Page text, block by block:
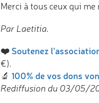
Merci à tous ceux qui
Par Laetitia.
❤️ Soutenez
€).
🔬 100% de vos dons
Rediffusion du 03/05/